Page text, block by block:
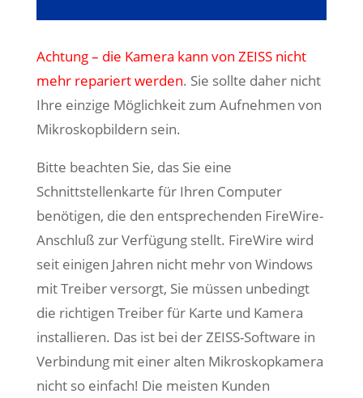
Achtung – die Kamera kann von ZEISS nicht
mehr repariert werden. Sie sollte daher nicht
Ihre einzige Möglichkeit zum Aufnehmen von
Mikroskopbildern sein.
Bitte beachten Sie, das Sie eine
Schnittstellenkarte für Ihren Computer
benötigen, die den entsprechenden FireWire-
Anschluß zur Verfügung stellt. FireWire wird
seit einigen Jahren nicht mehr von Windows
mit Treiber versorgt, Sie müssen unbedingt
die richtigen Treiber für Karte und Kamera
installieren. Das ist bei der ZEISS-Software in
Verbindung mit einer alten Mikroskopkamera
nicht so einfach! Die meisten Kunden